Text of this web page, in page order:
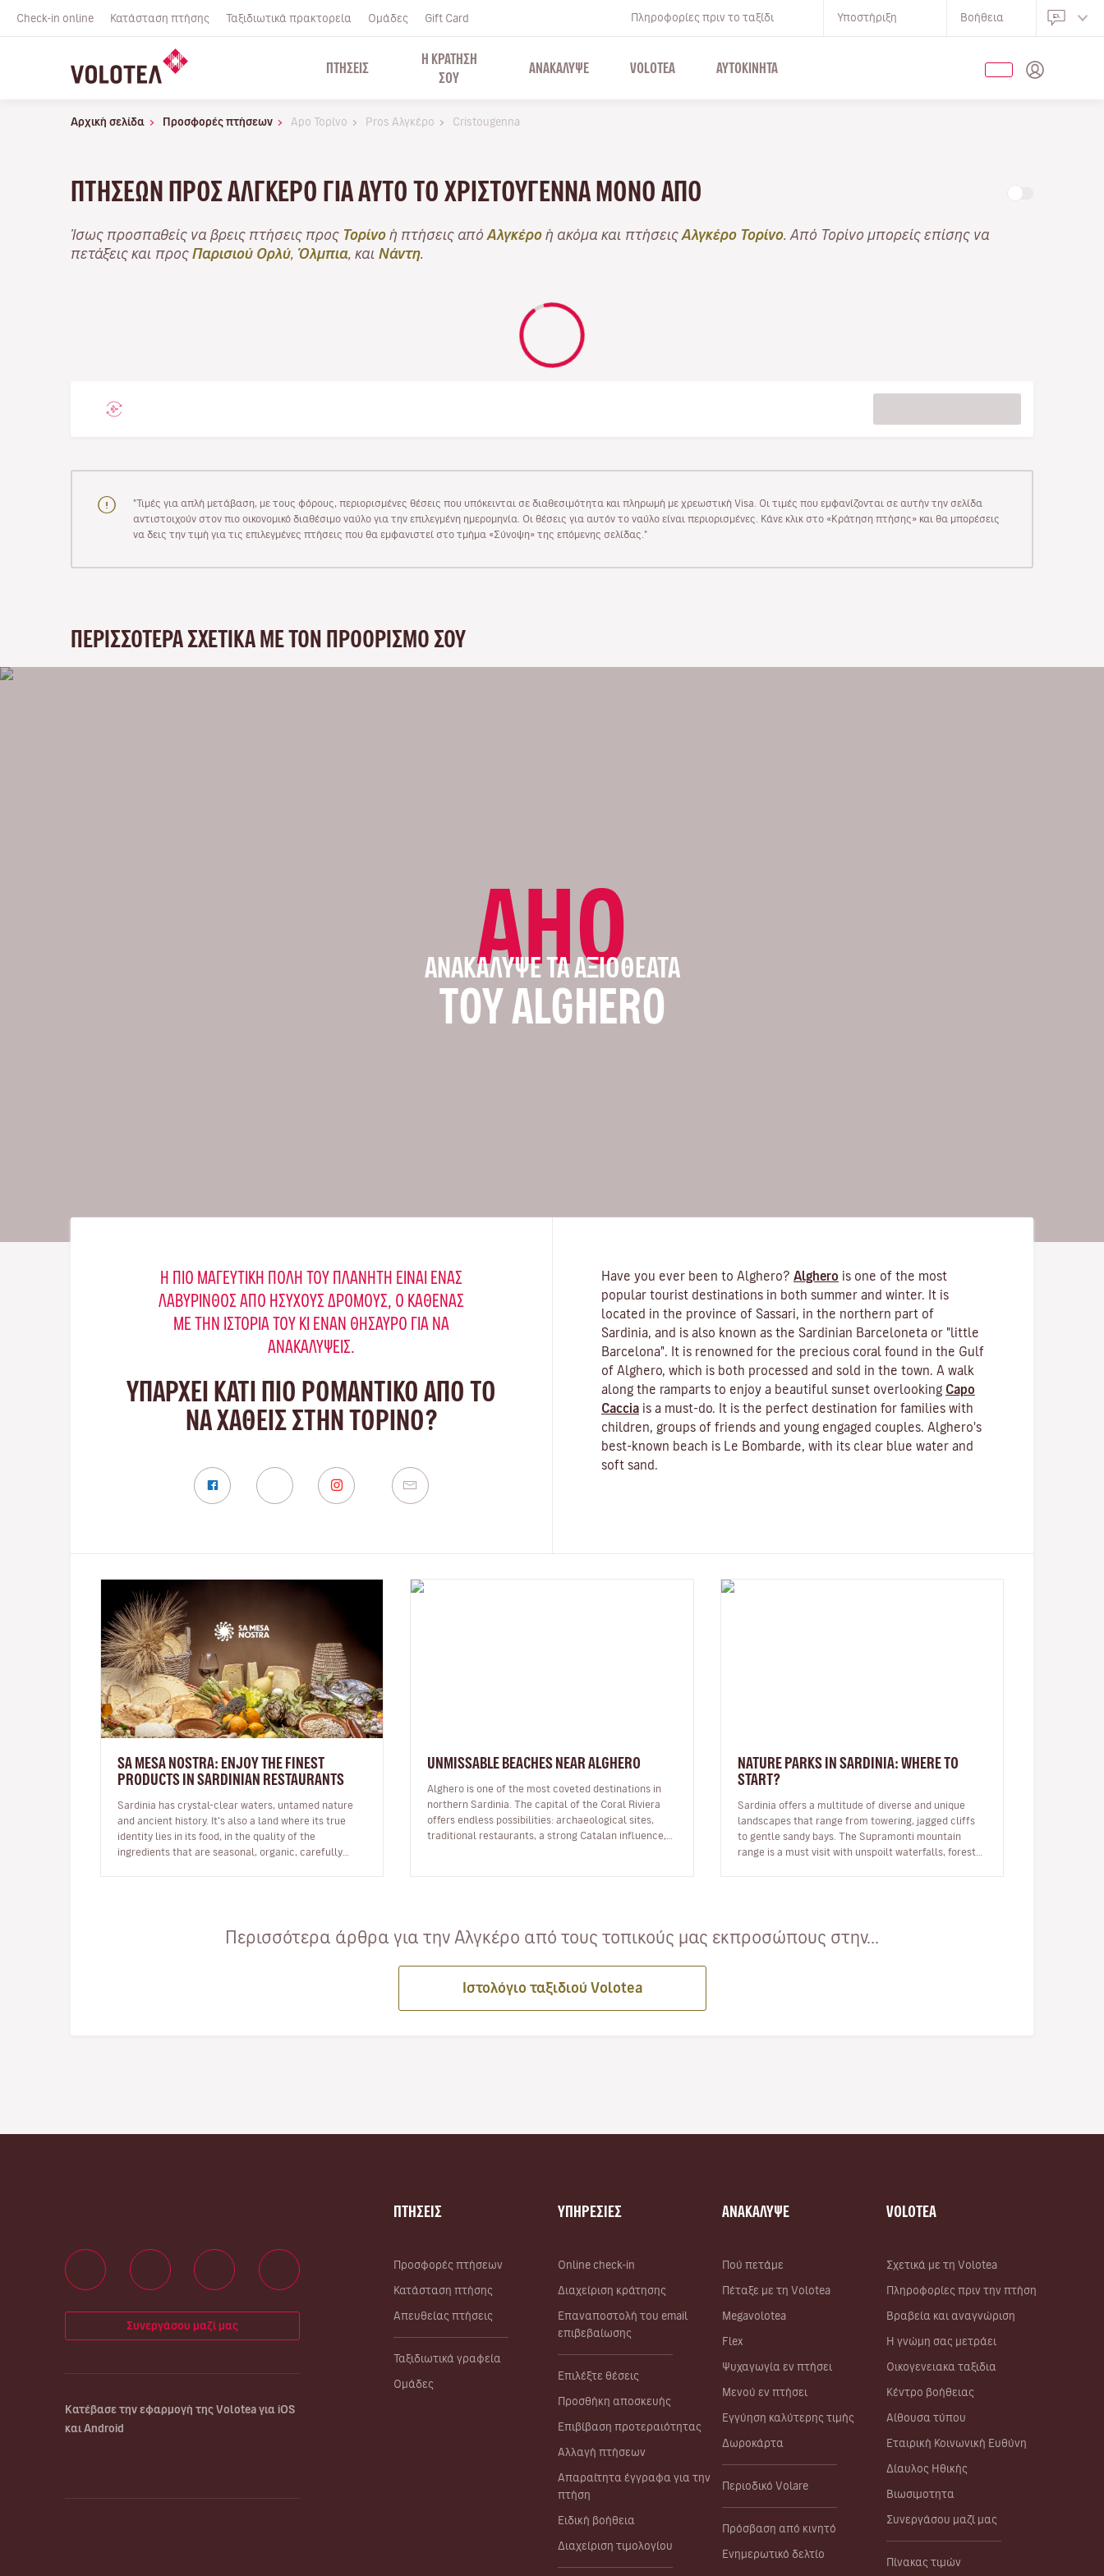
Check-in online Κατάσταση πτήσης Ταξιδιωτικά πρακτορεία Ομάδες Gift Card Πληροφορίες πριν το ταξίδι Υποστήριξη Βοήθεια
ΠΤΉΣΕΙΣ
Η ΚΡΑΤΗΣΗ
ΣΟΥ
ΑΝΑΚΑΛΥΨΕ VOLOTEA ΑΥΤΟΚΊΝΗΤΑ
Αρχική σελίδα Προσφορές πτήσεων Apo Τορίνο Pros Αλγκέρο Cristougenna
ΠΤΉΣΕΩΝ ΠΡΟΣ ΑΛΓΚΈΡΟ ΓΙΑ ΑΥΤΌ ΤΟ ΧΡΙΣΤΟΎΓΕΝΝΑ ΜΌΝΟ ΑΠΌ
Ίσως προσπαθείς να βρεις πτήσεις προς Τορίνο ή πτήσεις από Αλγκέρο ή ακόμα και πτήσεις Αλγκέρο Τορίνο . Από Τορίνο μπορείς επίσης να
πετάξεις και προς Παρισιού Ορλύ Όλμπια , και Νάντη
"Τιμές για απλή μετάβαση, με τους φόρους, περιορισμένες θέσεις που υπόκεινται σε διαθεσιμότητα και πληρωμή με χρεωστική Visa. Οι τιμές που εμφανίζονται σε αυτήν την σελίδα
αντιστοιχούν στον πιο οικονομικό διαθέσιμο ναύλο για την επιλεγμένη ημερομηνία. Οι θέσεις για αυτόν το ναύλο είναι περιορισμένες. Κάνε κλικ στο «Κράτηση πτήσης» και θα μπορέσεις
να δεις την τιμή για τις επιλεγμένες πτήσεις που θα εμφανιστεί στο τμήμα «Σύνοψη» της επόμενης σελίδας."
ΠΕΡΙΣΣΌΤΕΡΑ ΣΧΕΤΙΚΆ ΜΕ ΤΟΝ ΠΡΟΟΡΙΣΜΌ ΣΟΥ
AHO
ΑΝΑΚΆΛΥΨΕ ΤΑ ΑΞΙΟΘΈΑΤΑ
ΤΟΥ ALGHERO
Η ΠΙΟ ΜΑΓΕΥΤΙΚΉ ΠΌΛΗ ΤΟΥ ΠΛΑΝΉΤΗ ΕΊΝΑΙ ΈΝΑΣ
ΛΑΒΎΡΙΝΘΟΣ ΑΠΌ ΉΣΥΧΟΥΣ ΔΡΌΜΟΥΣ, Ο ΚΑΘΈΝΑΣ
ΜΕ ΤΗΝ ΙΣΤΟΡΊΑ ΤΟΥ ΚΙ ΈΝΑΝ ΘΗΣΑΥΡΌ ΓΙΑ ΝΑ
ΑΝΑΚΑΛΎΨΕΙΣ.
ΥΠΑΡΧΕΙ ΚΑΤΙ ΠΙΟ ΡΟΜΑΝΤΙΚΟ ΑΠΟ ΤΟ
ΝΑ ΧΑΘΕΙΣ ΣΤΗΝ ΤΟΡΊΝΟ?
Have you ever been to Alghero? Alghero is one of the most
popular tourist destinations in both summer and winter. It is
located in the province of Sassari, in the northern part of
Sardinia, and is also known as the Sardinian Barceloneta or "little
Barcelona". It is renowned for the precious coral found in the Gulf
of Alghero, which is both processed and sold in the town. A walk
along the ramparts to enjoy a beautiful sunset overlooking Capo
Caccia is a must-do. It is the perfect destination for families with
children, groups of friends and young engaged couples. Alghero's
best-known beach is Le Bombarde, with its clear blue water and
soft sand.
SA MESA NOSTRA: ENJOY THE FINEST
PRODUCTS IN SARDINIAN RESTAURANTS
Sardinia has crystal-clear waters, untamed nature
and ancient history. It’s also a land where its true
identity lies in its food, in the quality of the
ingredients that are seasonal, organic, carefully
UNMISSABLE BEACHES NEAR ALGHERO
Alghero is one of the most coveted destinations in
northern Sardinia. The capital of the Coral Riviera
offers endless possibilities: archaeological sites,
traditional restaurants, a strong Catalan influence,
NATURE PARKS IN SARDINIA: WHERE TO
START?
Sardinia offers a multitude of diverse and unique
landscapes that range from towering, jagged cliffs
to gentle sandy bays. The Supramonti mountain
range is a must visit with unspoilt waterfalls, forests
Περισσότερα άρθρα για την Αλγκέρο από τους τοπικούς μας εκπροσώπους στην...
Ιστολόγιο ταξιδιού Volotea
ΠΤΗΣΕΙΣ
Προσφορές πτήσεων
Κατάσταση πτήσης
Απευθείας πτήσεις
Ταξιδιωτικά γραφεία
Ομάδες
ΥΠΗΡΕΣΙΕΣ
Online check-in
Διαχείριση κράτησης
Επαναποστολή του email
επιβεβαίωσης
Επιλέξτε θέσεις
Προσθήκη αποσκευής
Επιβίβαση προτεραιότητας
Αλλαγή πτήσεων
Απαραίτητα έγγραφα για την
πτήση
Ειδική βοήθεια
Διαχείριση τιμολογίου
ΑΝΑΚΑΛΥΨΕ
Πού πετάμε
Πέταξε με τη Volotea
Megavolotea
Flex
Ψυχαγωγία εν πτήσει
Μενού εν πτήσει
Εγγύηση καλύτερης τιμής
Δωροκάρτα
Περιοδικό Volare
Πρόσβαση από κινητό
Ενημερωτικό δελτίο
VOLOTEA
Σχετικά με τη Volotea
Πληροφορίες πριν την πτήση
Βραβεία και αναγνώριση
Η γνώμη σας μετράει
Οικογενειακα ταξιδια
Κέντρο βοήθειας
Αίθουσα τύπου
Εταιρική Κοινωνική Ευθύνη
Δίαυλος Ηθικής
Βιωσιμοτητα
Συνεργάσου μαζί μας
Πίνακας τιμών
Συνεργάσου μαζί μας
Κατέβασε την εφαρμογή της Volotea για iOS
και Android